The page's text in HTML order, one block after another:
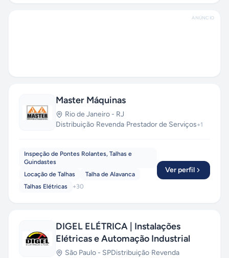
ANÚNCIO
Master Máquinas
Rio de Janeiro - RJ
Distribuição·Revenda·Prestador de Serviços+1
Inspeção de Pontes Rolantes, Talhas e
Guindastes
Locação de Talhas
Talha de Alavanca
Talhas Elétricas
+30
Ver perfil
DIGEL ELÉTRICA | Instalações
Elétricas e Automação Industrial
São Paulo - SPDistribuição·Revenda